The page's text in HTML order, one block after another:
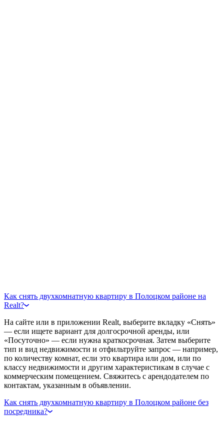
Как снять двухкомнатную квартиру в Полоцком районе на
Realt?
На сайте или в приложении Realt, выберите вкладку «Снять»
— если ищете вариант для долгосрочной аренды, или
«Посуточно» — если нужна краткосрочная. Затем выберите
тип и вид недвижимости и отфильтруйте запрос — например,
по количеству комнат, если это квартира или дом, или по
классу недвижимости и другим характеристикам в случае с
коммерческим помещением. Свяжитесь с арендодателем по
контактам, указанным в объявлении.
Как снять двухкомнатную квартиру в Полоцком районе без
посредника?